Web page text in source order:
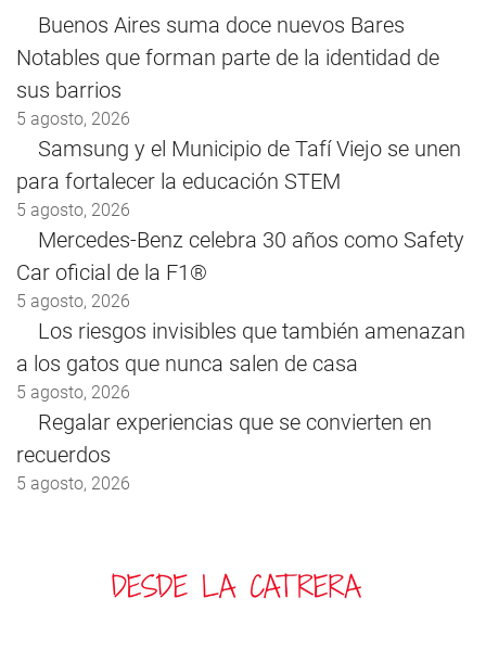
Buenos Aires suma doce nuevos Bares
Notables que forman parte de la identidad de
sus barrios
5 agosto, 2026
Samsung y el Municipio de Tafí Viejo se unen
para fortalecer la educación STEM
5 agosto, 2026
Mercedes-Benz celebra 30 años como Safety
Car oficial de la F1®
5 agosto, 2026
Los riesgos invisibles que también amenazan
a los gatos que nunca salen de casa
5 agosto, 2026
Regalar experiencias que se convierten en
recuerdos
5 agosto, 2026